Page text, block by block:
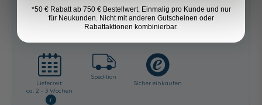
Artikel merken
Lieferzeit:
ca. 2 - 3 Wochen
i
Spedition
Sicher einkaufen
*50 € Rabatt ab 750 € Bestellwert. Einmalig pro Kunde und nur
für Neukunden. Nicht mit anderen Gutscheinen oder
Rabattaktionen kombinierbar.